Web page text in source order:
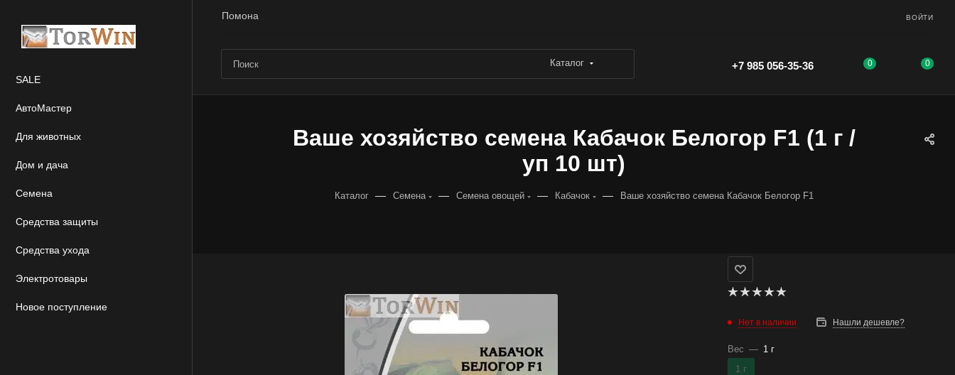
Помона ВОЙТИ
Каталог +7 985 056-35-36 0 0
SALE
АвтоМастер
Для животных
Дом и дача
Семена
Средства защиты
Средства ухода
Электротовары
Новое поступление
Ваше хозяйство семена Кабачок Белогор F1 (1 г /
уп 10 шт)
Каталог — Семена — Семена овощей — Кабачок — Ваше хозяйство семена Кабачок Белогор F1
Нет в наличии Нашли дешевле?
Вес — 1 г
1 г